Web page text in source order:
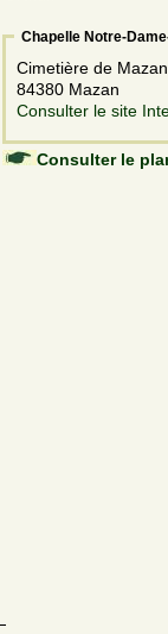
Chapelle Notre-
Cimetière de Mazan
84380 Mazan
Consulter le site
Consulter le